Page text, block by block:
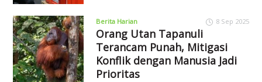
Berita Harian 8 Sep 2025
Orang Utan Tapanuli
Terancam Punah, Mitigasi
Konflik dengan Manusia Jadi
Prioritas